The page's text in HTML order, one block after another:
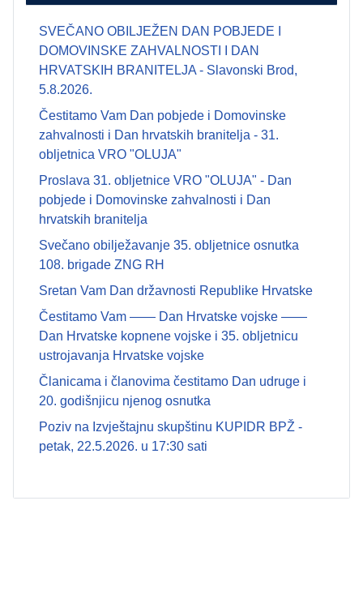
SVEČANO OBILJEŽEN DAN POBJEDE I
DOMOVINSKE ZAHVALNOSTI I DAN
HRVATSKIH BRANITELJA - Slavonski Brod,
5.8.2026.
Čestitamo Vam Dan pobjede i Domovinske
zahvalnosti i Dan hrvatskih branitelja - 31.
obljetnica VRO "OLUJA"
Proslava 31. obljetnice VRO "OLUJA" - Dan
pobjede i Domovinske zahvalnosti i Dan
hrvatskih branitelja
Svečano obilježavanje 35. obljetnice osnutka
108. brigade ZNG RH
Sretan Vam Dan državnosti Republike Hrvatske
Čestitamo Vam —— Dan Hrvatske vojske ——
Dan Hrvatske kopnene vojske i 35. obljetnicu
ustrojavanja Hrvatske vojske
Članicama i članovima čestitamo Dan udruge i
20. godišnjicu njenog osnutka
Poziv na Izvještajnu skupštinu KUPIDR BPŽ -
petak, 22.5.2026. u 17:30 sati